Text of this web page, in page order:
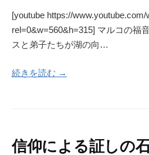
[youtube https://
rel=0&w=560&h=315] マルコの福
スと弟子たちが湖の向…
続きを読む →
信仰による証しの